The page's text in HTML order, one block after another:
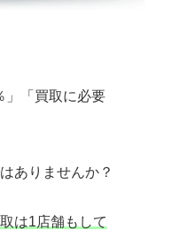
」「買取に必要
ありませんか？
は1店舗もして